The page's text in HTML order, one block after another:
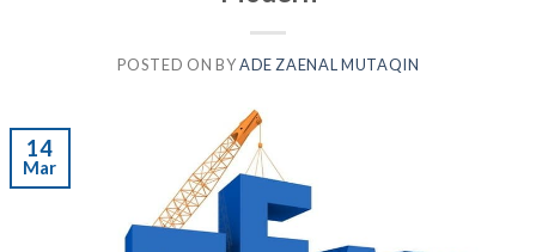
POSTED ON BYADE ZAENAL MUTAQIN
14
Mar